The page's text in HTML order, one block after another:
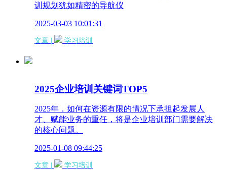
训规划犹如精密的导航仪
2025-03-03 10:01:31
文章 | 学习培训
2025企业培训关键词TOP5
2025年，如何在资源有限的情况下承担起发展人
才、赋能业务的重任，将是企业培训部门需要解决
的核心问题。
2025-01-08 09:44:25
文章 | 学习培训